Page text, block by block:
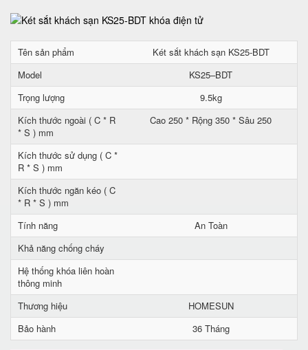
Tên sản phẩm
Két sắt khách sạn KS25-BDT
Model
KS25–BDT
Trọng lượng
9.5kg
Kích thước ngoài ( C * R
* S ) mm
Cao 250 * Rộng 350 * Sâu 250
Kích thước sử dụng ( C *
R * S ) mm
Kích thước ngăn kéo ( C
* R * S ) mm
Tính năng
An Toàn
Khả năng chống cháy
Hệ thống khóa liên hoàn
thông minh
Thương hiệu
HOMESUN
Bảo hành
36 Tháng